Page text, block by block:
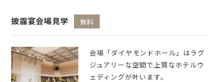
披露宴会場見学 無料
会場「ダイヤモンドホール」はラグ
ジュアリーな空間で上質なホテルウ
ェディングが叶います。